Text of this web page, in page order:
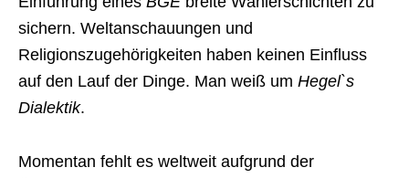
sichern. Weltanschauungen und
Religionszugehörigkeiten haben keinen Einfluss
auf den Lauf der Dinge. Man weiß um Hegel`s
Dialektik.
Momentan fehlt es weltweit aufgrund der